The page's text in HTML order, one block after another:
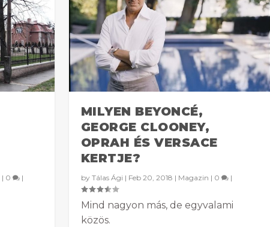
| 0 |
MILYEN BEYONCÉ,
GEORGE CLOONEY,
OPRAH ÉS VERSACE
KERTJE?
by Tálas Ági | Feb 20, 2018 | Magazin | 0 |
Mind nagyon más, de egyvalami
közös.